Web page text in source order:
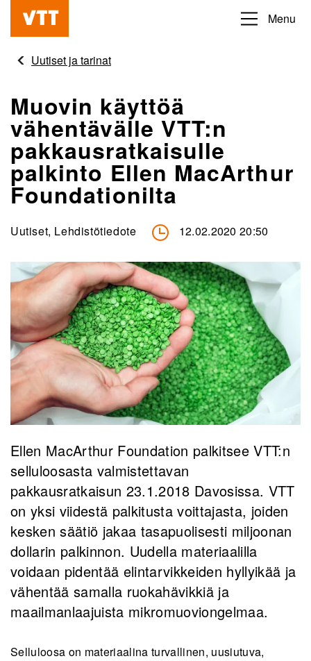
Hyppää
pääsisältöön
Beyond
obvious
Menu
Uutiset ja tarinat
Muovin käyttöä
vähentävälle VTT:n
pakkausratkaisulle
palkinto Ellen MacArthur
Foundationilta
Uutiset, Lehdistötiedote 12.02.2020 20:50
Ellen MacArthur Foundation palkitsee VTT:n
selluloosasta valmistettavan
pakkausratkaisun 23.1.2018 Davosissa. VTT
on yksi viidestä palkitusta voittajasta, joiden
kesken säätiö jakaa tasapuolisesti miljoonan
dollarin palkinnon. Uudella materiaalilla
voidaan pidentää elintarvikkeiden hyllyikää ja
vähentää samalla ruokahävikkiä ja
maailmanlaajuista mikromuoviongelmaa.
Selluloosa on materiaalina turvallinen, uusiutuva,